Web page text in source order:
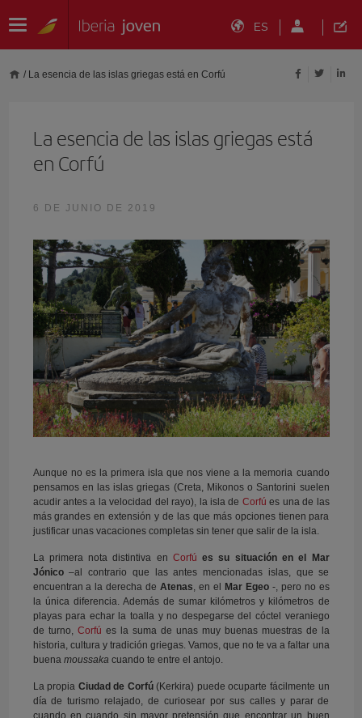
ES
/ La esencia de las islas griegas está en Corfú
La esencia de las islas griegas está
en Corfú
6 DE JUNIO DE 2019
Aunque no es la primera isla que nos viene a la memoria cuando
pensamos en las islas griegas (Creta, Mikonos o Santorini suelen
acudir antes a la velocidad del rayo), la isla de Corfú es una de las
más grandes en extensión y de las que más opciones tienen para
justificar unas vacaciones completas sin tener que salir de la isla.
La primera nota distintiva en Corfú es su situación en el Mar
Jónico–al contrario que las antes mencionadas islas, que se
encuentran a la derecha deAtenas, en el Mar Egeo -, pero no es
la única diferencia. Además de sumar kilómetros y kilómetros de
playas para echar la toalla y no despegarse del cóctel veraniego
de turno, Corfú es la suma de unas muy buenas muestras de la
historia, cultura y tradición griegas. Vamos, que no te va a faltar una
buena moussaka cuando te entre el antojo.
La propia Ciudad de Corfú(Kerkira) puede ocuparte fácilmente un
día de turismo relajado, de curiosear por sus calles y parar de